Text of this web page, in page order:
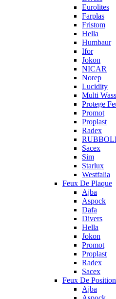
Eurolites
Farplas
Fristom
Hella
Humbaur
Ifor
Jokon
NICAR
Norep
Lucidity
Multi Wass
Protege
Promot
Proplast
Radex
Sacex
Sim
Starlux
Westfalia
Feux De Plaque
Ajba
Aspock
Dafa
Divers
Hella
Jokon
Promot
Proplast
Radex
Sacex
Feux De
Ajba